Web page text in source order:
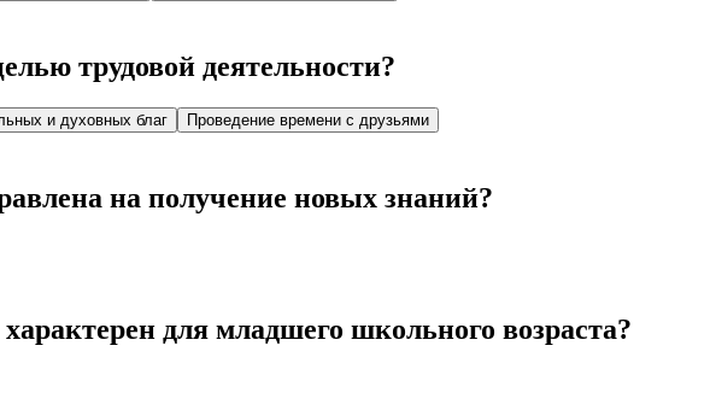
трудовой деятельности?
и духовных благ
Проведение времени с друзьями
на получение новых знаний?
для младшего школьного возраста?